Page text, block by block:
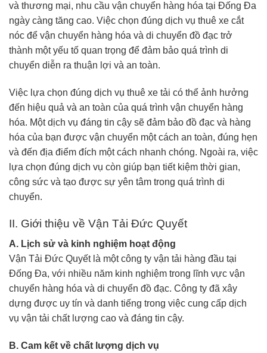
và thương mại, nhu cầu vận chuyển hàng hóa tại Đống Đa
ngày càng tăng cao. Việc chọn đúng dịch vụ thuê xe cắt
nóc để vận chuyển hàng hóa và di chuyển đồ đạc trở
thành một yếu tố quan trọng để đảm bảo quá trình di
chuyển diễn ra thuận lợi và an toàn.
Việc lựa chọn đúng dịch vụ thuê xe tải có thể ảnh hưởng
đến hiệu quả và an toàn của quá trình vận chuyển hàng
hóa. Một dịch vụ đáng tin cậy sẽ đảm bảo đồ đạc và hàng
hóa của bạn được vận chuyển một cách an toàn, đúng hẹn
và đến địa điểm đích một cách nhanh chóng. Ngoài ra, việc
lựa chọn đúng dịch vụ còn giúp bạn tiết kiệm thời gian,
công sức và tạo được sự yên tâm trong quá trình di
chuyển.
II. Giới thiệu về Vận Tải Đức Quyết
A. Lịch sử và kinh nghiệm hoạt động
Vận Tải Đức Quyết là một công ty vận tải hàng đầu tại
Đống Đa, với nhiều năm kinh nghiệm trong lĩnh vực vận
chuyển hàng hóa và di chuyển đồ đạc. Công ty đã xây
dựng được uy tín và danh tiếng trong việc cung cấp dịch
vụ vận tải chất lượng cao và đáng tin cậy.
B. Cam kết về chất lượng dịch vụ